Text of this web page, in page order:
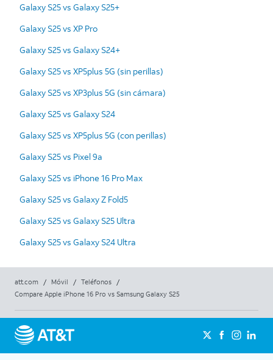
Galaxy S25 vs Galaxy S25+
Galaxy S25 vs XP Pro
Galaxy S25 vs Galaxy S24+
Galaxy S25 vs XP5plus 5G (sin perillas)
Galaxy S25 vs XP3plus 5G (sin cámara)
Galaxy S25 vs Galaxy S24
Galaxy S25 vs XP5plus 5G (con perillas)
Galaxy S25 vs Pixel 9a
Galaxy S25 vs iPhone 16 Pro Max
Galaxy S25 vs Galaxy Z Fold5
Galaxy S25 vs Galaxy S25 Ultra
Galaxy S25 vs Galaxy S24 Ultra
att.com / Móvil / Teléfonos
/
Compare Apple iPhone 16 Pro vs Samsung Galaxy S25